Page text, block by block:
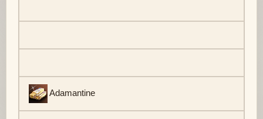
Adamantine